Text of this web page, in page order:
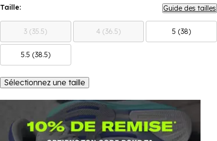
Taille: Guide des tailles
3 (35.5) 4 (36.5) 5 (38)
5.5 (38.5)
Sélectionnez une taille